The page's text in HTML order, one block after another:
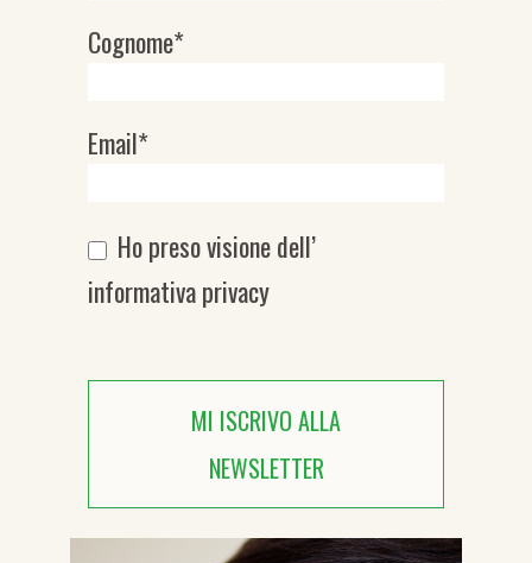
Cognome*
Email*
Ho preso visione dell’
informativa privacy
MI ISCRIVO ALLA
NEWSLETTER